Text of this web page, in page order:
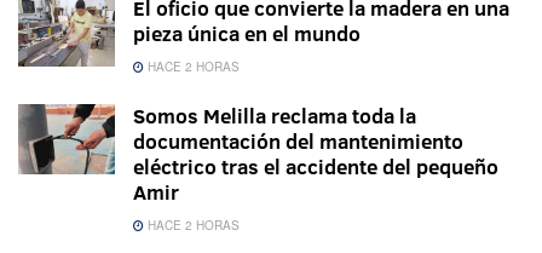
El oficio que convierte la madera en una
pieza única en el mundo
HACE 2 HORAS
Somos Melilla reclama toda la
documentación del mantenimiento
eléctrico tras el accidente del pequeño
Amir
HACE 2 HORAS